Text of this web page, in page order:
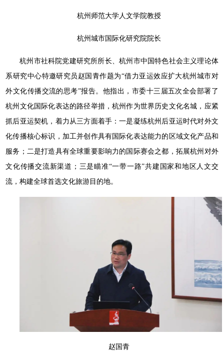
杭州师范大学人文学院教授
杭州城市国际化研究院院长
杭州市社科院党建研究所所长、杭州市中国特色社会主义理论体
系研究中心特邀研究员赵国青作题为“借力亚运效应扩大杭州城市对
外文化传播交流的思考”报告。他指出，市委十三届五次全会部署了
杭州文化国际化表达的路径举措，杭州作为世界历史文化名城，应紧
抓后亚运契机，着力从三方面着手：一是凝练杭州后亚运时代对外文
化传播核心标识，加工并创作具有国际化表达能力的区域文化产品和
服务；二是打造具有全球重要影响力的国际赛会之都，拓展杭州对外
文化传播交流新渠道；三是瞄准“一带一路”共建 国家和地区人文交
流，构建全球首选文化旅游目的地。
赵国青